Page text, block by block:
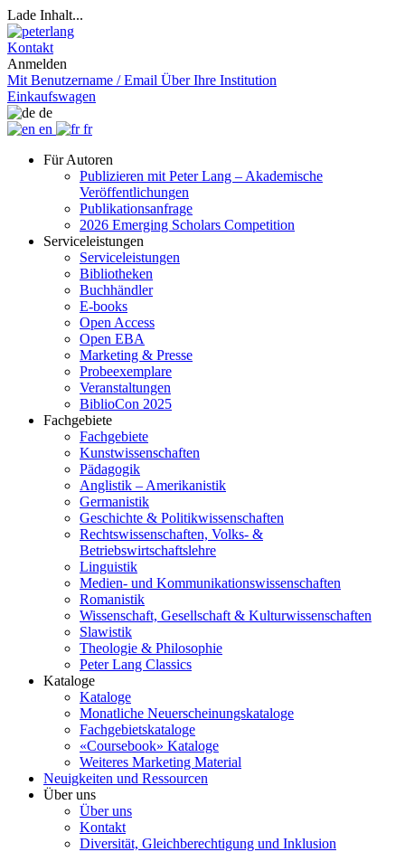
Lade Inhalt...
Kontakt
Anmelden
Mit Benutzername / Email Über Ihre Institution
Einkaufswagen
de
en
fr
Für Autoren
Publizieren mit Peter Lang – Akademische
Veröffentlichungen
Publikationsanfrage
2026 Emerging Scholars Competition
Serviceleistungen
Serviceleistungen
Bibliotheken
Buchhändler
E-books
Open Access
Open EBA
Marketing & Presse
Probeexemplare
Veranstaltungen
BiblioCon 2025
Fachgebiete
Fachgebiete
Kunstwissenschaften
Pädagogik
Anglistik – Amerikanistik
Germanistik
Geschichte & Politikwissenschaften
Rechtswissenschaften, Volks- &
Betriebswirtschaftslehre
Linguistik
Medien- und Kommunikationswissenschaften
Romanistik
Wissenschaft, Gesellschaft & Kulturwissenschaften
Slawistik
Theologie & Philosophie
Peter Lang Classics
Kataloge
Kataloge
Monatliche Neuerscheinungskataloge
Fachgebietskataloge
«Coursebook» Kataloge
Weiteres Marketing Material
Neuigkeiten und Ressourcen
Über uns
Über uns
Kontakt
Diversität, Gleichberechtigung und Inklusion